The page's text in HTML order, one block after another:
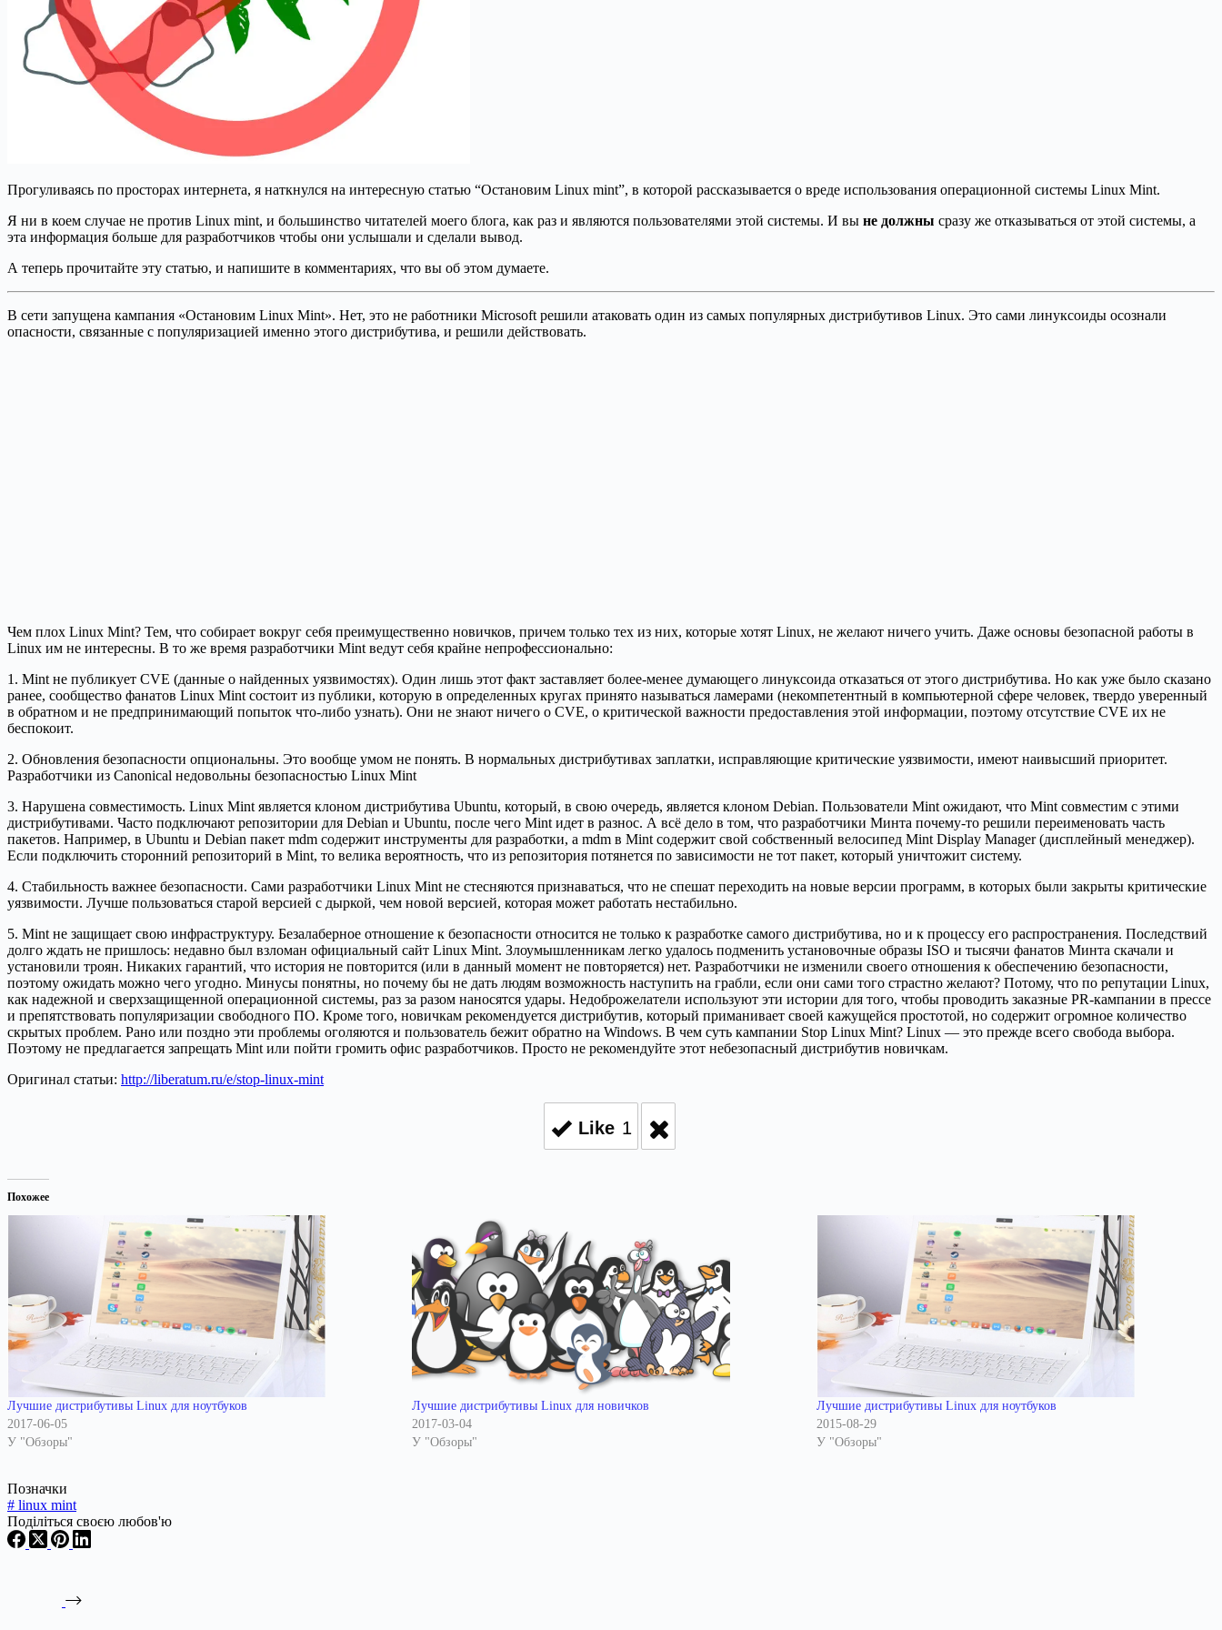
Прогуливаясь по просторах интернета, я наткнулся на интересную статью “Остановим Linux mint”, в которой рассказывается о вреде использования операционной системы Linux Mint.
Я ни в коем случае не против Linux mint, и большинство читателей моего блога, как раз и являются пользователями этой системы. И вы не должны сразу же отказываться от этой системы, а
эта информация больше для разработчиков чтобы они услышали и сделали вывод.
А теперь прочитайте эту статью, и напишите в комментариях, что вы об этом думаете.
В сети запущена кампания «Остановим Linux Mint». Нет, это не работники Microsoft решили атаковать один из самых популярных дистрибутивов Linux. Это сами линуксоиды осознали
опасности, связанные с популяризацией именно этого дистрибутива, и решили действовать.
Чем плох Linux Mint? Тем, что собирает вокруг себя преимущественно новичков, причем только тех из них, которые хотят Linux, не желают ничего учить. Даже основы безопасной работы в
Linux им не интересны. В то же время разработчики Mint ведут себя крайне непрофессионально:
1. Mint не публикует CVE (данные о найденных уязвимостях). Один лишь этот факт заставляет более-менее думающего линуксоида отказаться от этого дистрибутива. Но как уже было сказано
ранее, сообщество фанатов Linux Mint состоит из публики, которую в определенных кругах принято называться ламерами (некомпетентный в компьютерной сфере человек, твердо уверенный
в обратном и не предпринимающий попыток что-либо узнать). Они не знают ничего о CVE, о критической важности предоставления этой информации, поэтому отсутствие CVE их не
беспокоит.
2. Обновления безопасности опциональны. Это вообще умом не понять. В нормальных дистрибутивах заплатки, исправляющие критические уязвимости, имеют наивысший приоритет.
Разработчики из Canonical недовольны безопасностью Linux Mint
3. Нарушена совместимость. Linux Mint является клоном дистрибутива Ubuntu, который, в свою очередь, является клоном Debian. Пользователи Mint ожидают, что Mint совместим с этими
дистрибутивами. Часто подключают репозитории для Debian и Ubuntu, после чего Mint идет в разнос. А всё дело в том, что разработчики Минта почему-то решили переименовать часть
пакетов. Например, в Ubuntu и Debian пакет mdm содержит инструменты для разработки, а mdm в Mint содержит свой собственный велосипед Mint Display Manager (дисплейный менеджер).
Если подключить сторонний репозиторий в Mint, то велика вероятность, что из репозитория потянется по зависимости не тот пакет, который уничтожит систему.
4. Стабильность важнее безопасности. Сами разработчики Linux Mint не стесняются признаваться, что не спешат переходить на новые версии программ, в которых были закрыты критические
уязвимости. Лучше пользоваться старой версией с дыркой, чем новой версией, которая может работать нестабильно.
5. Mint не защищает свою инфраструктуру. Безалаберное отношение к безопасности относится не только к разработке самого дистрибутива, но и к процессу его распространения. Последствий
долго ждать не пришлось: недавно был взломан официальный сайт Linux Mint. Злоумышленникам легко удалось подменить установочные образы ISO и тысячи фанатов Минта скачали и
установили троян. Никаких гарантий, что история не повторится (или в данный момент не повторяется) нет. Разработчики не изменили своего отношения к обеспечению безопасности,
поэтому ожидать можно чего угодно. Минусы понятны, но почему бы не дать людям возможность наступить на грабли, если они сами того страстно желают? Потому, что по репутации Linux,
как надежной и сверхзащищенной операционной системы, раз за разом наносятся удары. Недоброжелатели используют эти истории для того, чтобы проводить заказные PR-кампании в прессе
и препятствовать популяризации свободного ПО. Кроме того, новичкам рекомендуется дистрибутив, который приманивает своей кажущейся простотой, но содержит огромное количество
скрытых проблем. Рано или поздно эти проблемы оголяются и пользователь бежит обратно на Windows. В чем суть кампании Stop Linux Mint? Linux — это прежде всего свобода выбора.
Поэтому не предлагается запрещать Mint или пойти громить офис разработчиков. Просто не рекомендуйте этот небезопасный дистрибутив новичкам.
Оригинал статьи: http://liberatum.ru/e/stop-linux-mint
Like 1
Похожее
Лучшие дистрибутивы Linux для ноутбуков
2017-06-05
У "Обзоры"
Лучшие дистрибутивы Linux для новичков
2017-03-04
У "Обзоры"
Лучшие дистрибутивы Linux для ноутбуков
2015-08-29
У "Обзоры"
Позначки
# linux mint
Поділіться своєю любов'ю